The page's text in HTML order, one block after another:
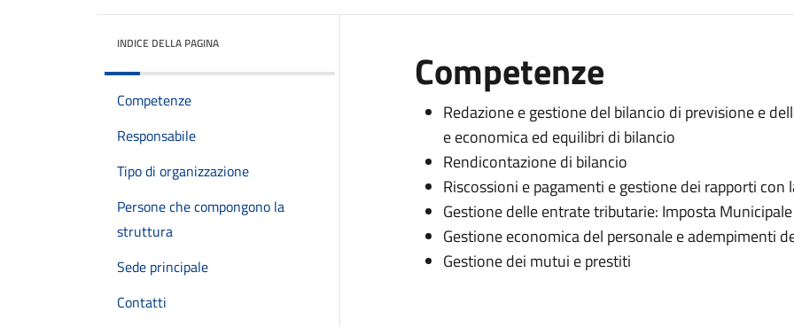
INDICE DELLA PAGINA
Competenze
Responsabile
Tipo di organizzazione
Persone che compongono la
struttura
Sede principale
Contatti
Competenze
Redazione e gestione del bilancio di previsione e
e economica ed equilibri di bilancio
Rendicontazione di bilancio
Riscossioni e pagamenti e gestione dei rapporti con
Gestione delle entrate tributarie: Imposta
Gestione economica del personale e adempimenti
Gestione dei mutui e prestiti